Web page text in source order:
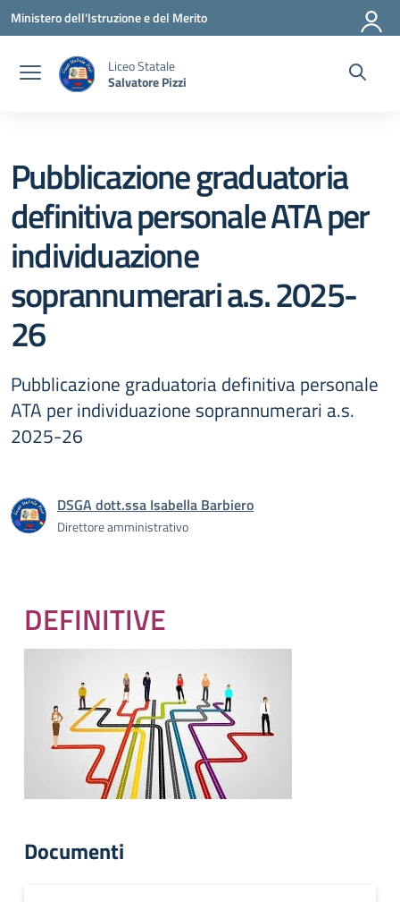
Vai ai contenuti
Vai al menu di navigazione
Vai al footer
Ministero dell'Istruzione e del Merito
Liceo Statale
Salvatore Pizzi
Pubblicazione graduatoria
definitiva personale ATA per
individuazione
soprannumerari a.s. 2025-
26
Pubblicazione graduatoria definitiva personale
ATA per individuazione soprannumerari a.s.
2025-26
DSGA dott.ssa Isabella Barbiero
Direttore amministrativo
DEFINITIVE
Documenti